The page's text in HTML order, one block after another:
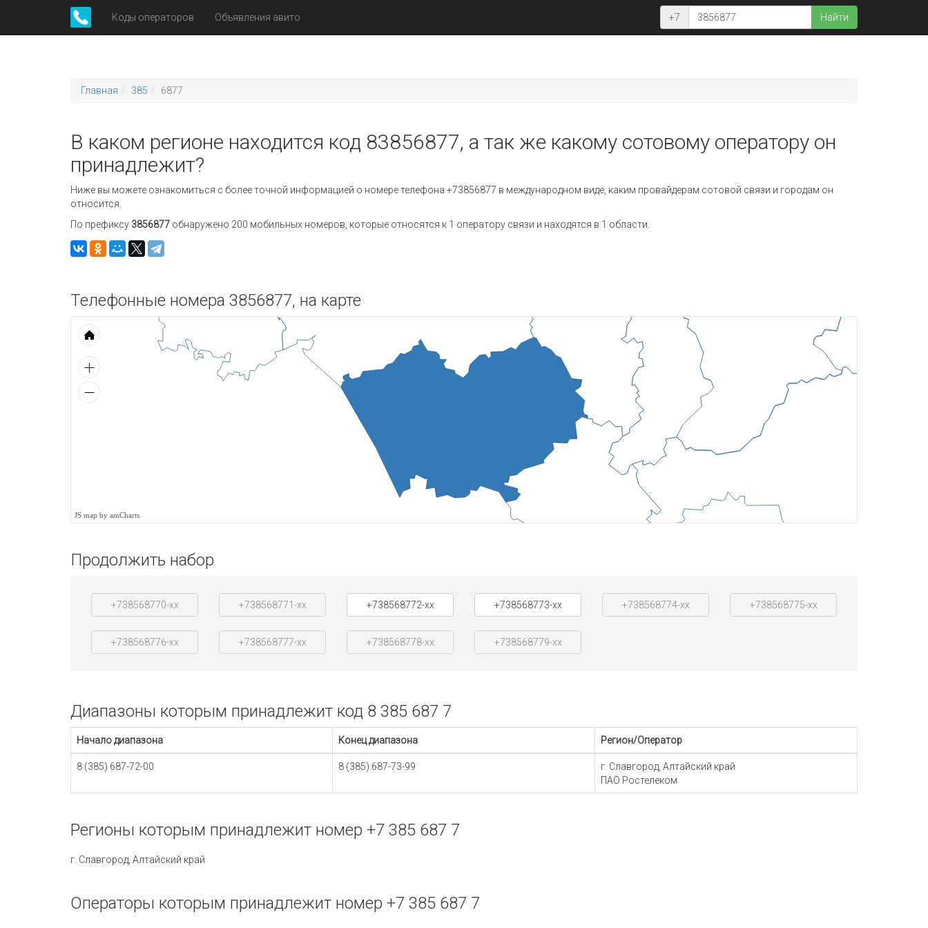
Коды операторов Объявления авито +7 Найти
Главная 385 6877
В каком регионе находится код 83856877, а так же какому сотовому оператору он
принадлежит?
Ниже вы можете ознакомиться с более точной информацией о номере телефона +73856877 в международном виде, каким провайдерам сотовой связи и городам он
относится.
По префиксу 3856877 обнаружено 200 мобильных номеров, которые относятся к 1 оператору связи и находятся в 1 области.
Телефонные номера 3856877, на карте
JS map by amCharts
Продолжить набор
+738568770-xx +738568771-xx +738568772-xx +738568773-xx +738568774-xx +738568775-xx
+738568776-xx +738568777-xx +738568778-xx +738568779-xx
Диапазоны которым принадлежит код 8 385 687 7
Начало диапазона Конец диапазона Регион/Оператор
8 (385) 687-72-00 8 (385) 687-73-99
г. Славгород, Алтайский край
ПАО Ростелеком
Регионы которым принадлежит номер +7 385 687 7
г. Славгород, Алтайский край
Операторы которым принадлежит номер +7 385 687 7